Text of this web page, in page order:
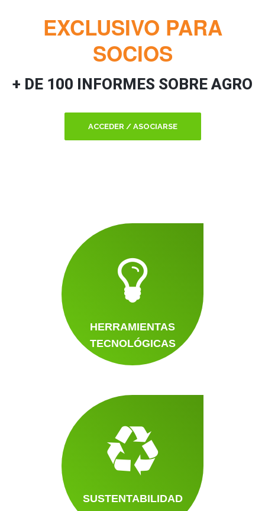
EXCLUSIVO PARA
SOCIOS
+ DE 100 INFORMES SOBRE AGRO
ACCEDER / ASOCIARSE
HERRAMIENTAS
TECNOLÓGICAS
SUSTENTABILIDAD